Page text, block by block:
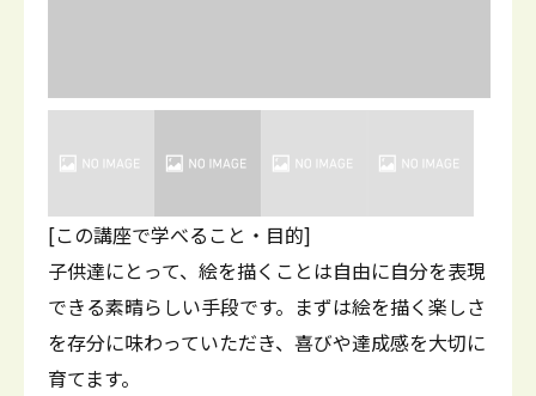
[この講座で学べること・目的]
子供達にとって、絵を描くことは自由に自分を表現
できる素晴らしい手段です。まずは絵を描く楽しさ
を存分に味わっていただき、喜びや達成感を大切に
育てます。